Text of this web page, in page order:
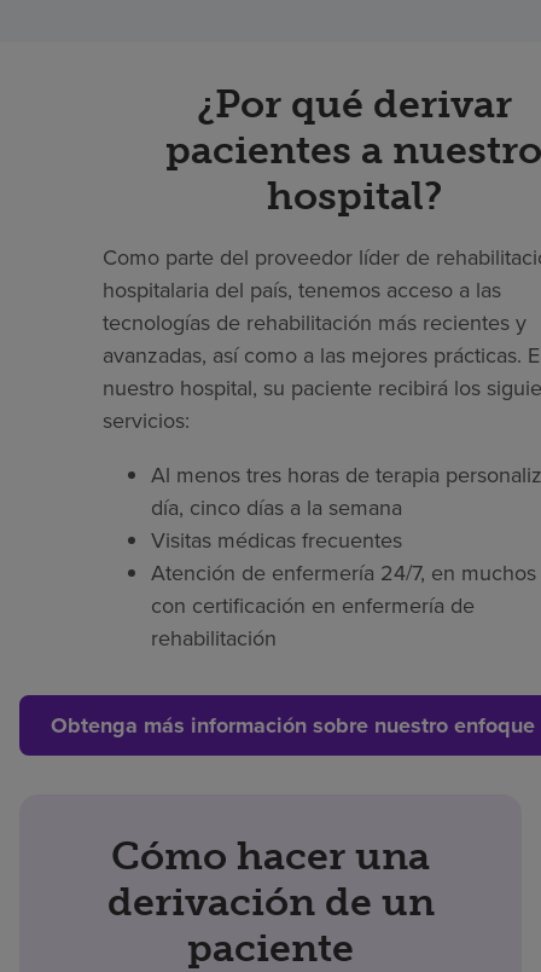
¿Por qué derivar
pacientes a nuestro
hospital?
Como parte del proveedor líder de
hospitalaria del país, tenemos acceso a las
tecnologías de rehabilitación más recientes y
avanzadas, así como a las mejores prácticas.
nuestro hospital, su paciente recibirá los
servicios:
Al menos tres horas de terapia
día, cinco días a la semana
Visitas médicas frecuentes
Atención de enfermería 24/7, en muchos
con certificación en enfermería de
rehabilitación
Obtenga más información sobre nuestro
Cómo hacer una
derivación de un
paciente